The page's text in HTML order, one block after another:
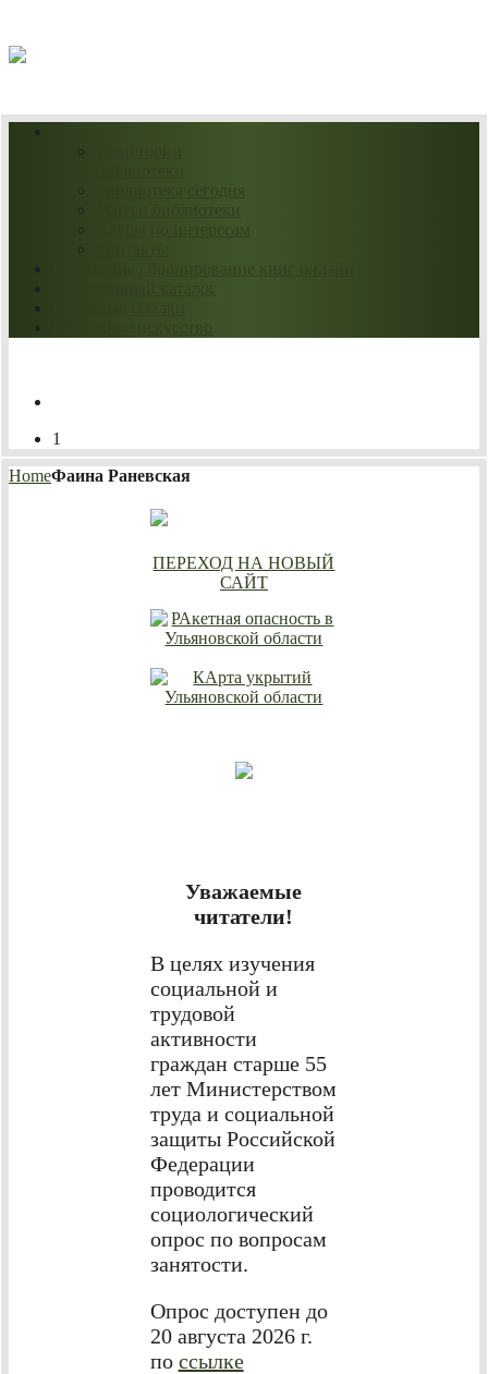
1
HomeФаина Раневская
ПЕРЕХОД НА НОВЫЙ
САЙТ
Уважаемые
читатели!
В целях изучения
социальной и
трудовой
активности
граждан старше 55
лет Министерством
труда и социальной
защиты Российской
Федерации
проводится
социологический
опрос по вопросам
занятости.
Опрос доступен до
20 августа 2026 г.
по ссылке